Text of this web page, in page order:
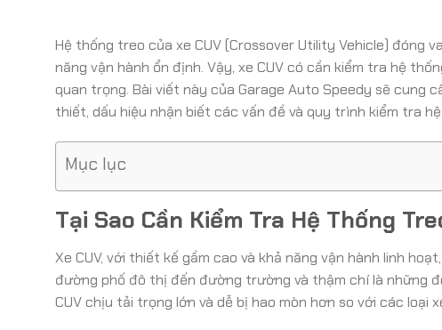
Hệ thống treo của xe CUV (Crossover Utility Vehicle) đóng
năng vận hành ổn định. Vậy, xe CUV có cần kiểm tra hệ
quan trọng. Bài viết này của Garage Auto Speedy sẽ cung
thiết, dấu hiệu nhận biết các vấn đề và quy trình kiểm tra
Mục lục
Tại Sao Cần Kiểm Tra Hệ Thống
Xe CUV, với thiết kế gầm cao và khả năng vận hành linh
đường phố đô thị đến đường trường và thậm chí là những
CUV chịu tải trọng lớn và dễ bị hao mòn hơn so với các loại